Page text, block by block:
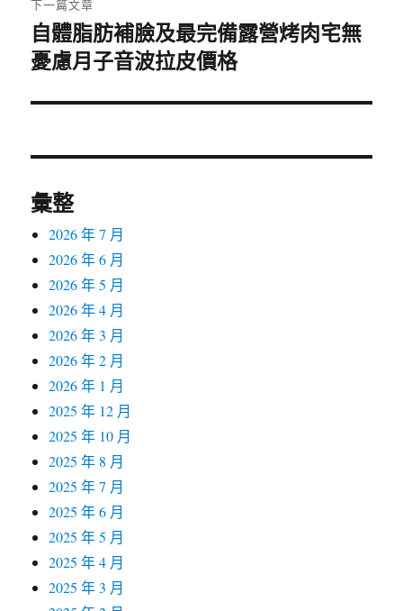
下一篇文章
下
一
文
自體脂肪補臉及最完備露營烤肉宅無
憂慮月子音波拉皮價格
彙整
2026 年 7 月
2026 年 6 月
2026 年 5 月
2026 年 4 月
2026 年 3 月
2026 年 2 月
2026 年 1 月
2025 年 12 月
2025 年 10 月
2025 年 8 月
2025 年 7 月
2025 年 6 月
2025 年 5 月
2025 年 4 月
2025 年 3 月